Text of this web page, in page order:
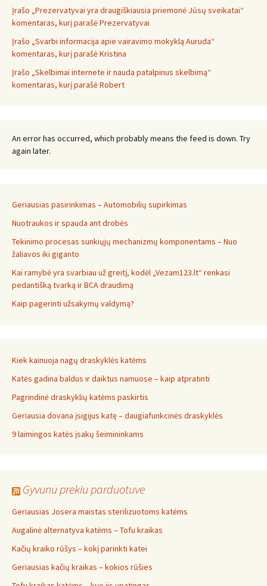
Įrašo „Prezervatyvai yra draugiškiausia priemonė Jūsų sveikatai“
komentaras, kurį parašė Prezervatyvai
Įrašo „Svarbi informacija apie vairavimo mokyklą Auruda“
komentaras, kurį parašė Kristina
Įrašo „Skelbimai internete ir nauda patalpinus skelbimą“
komentaras, kurį parašė Robert
An error has occurred, which probably means the feed is down. Try
again later.
Geriausias pasirinkimas – Automobilių supirkimas
Nuotraukos ir spauda ant drobės
Tekinimo procesas sunkiųjų mechanizmų komponentams – Nuo
žaliavos iki giganto
Kai ramybė yra svarbiau už greitį, kodėl „Vezam123.lt“ renkasi
pedantišką tvarką ir BCA draudimą
Kaip pagerinti užsakymų valdymą?
Kiek kainuoja nagų draskyklės katėms
Katės gadina baldus ir daiktus namuose – kaip atpratinti
Pagrindinė draskyklių katėms paskirtis
Geriausia dovana įsigijus katę – daugiafunkcinės draskyklės
9 laimingos katės įsakų šeimininkams
Gyvunu prekiu parduotuve
Geriausias Josera maistas sterilizuotoms katėms
Augalinė alternatyva katėms – Tofu kraikas
Kačių kraiko rūšys – kokį parinkti katei
Geriausias kačių kraikas – kokios rūšies